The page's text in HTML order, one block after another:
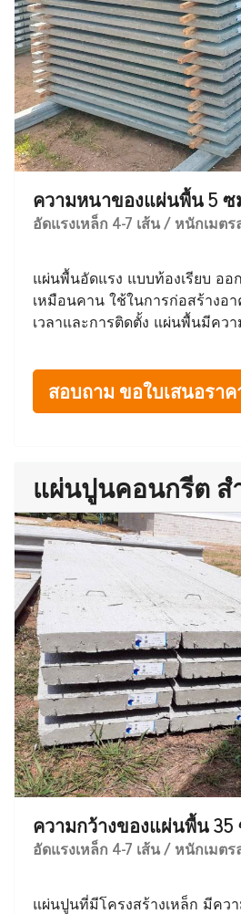
ความหนาของแผ่นพื้น 5 ซ
อัดแรงเหล็ก 4-7 เส้น / หนักเมต
แผ่นพื้นอัดแรง แบบท้องเรียบ อ
เหมือนคาน ใช้ในการก่อสร้างอ
เวลาและการติดตั้ง แผ่นพื้นมีควา
สอบถาม ขอใบเสนอรา
แผ่นปูนคอนกรีต ส
ความกว้างของแผ่นพื้น 35
อัดแรงเหล็ก 4-7 เส้น / หนักเมต
แผ่นปูนที่มีโครงสร้างเหล็ก มีคว